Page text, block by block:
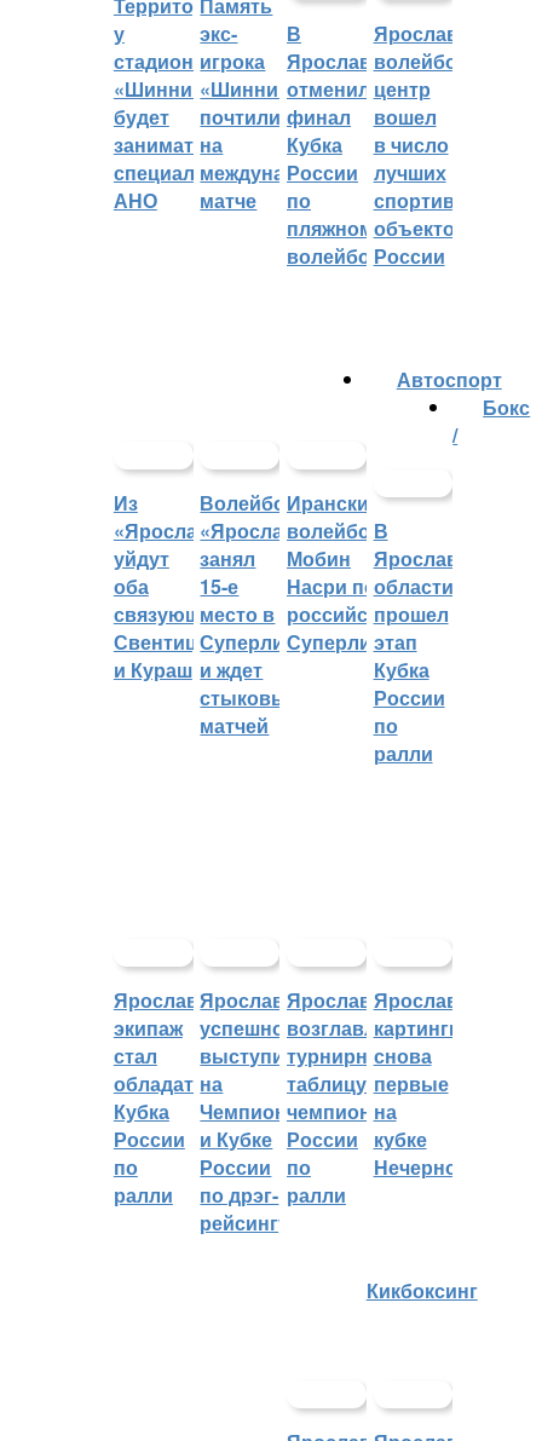
у
стадиона
«Шинник»
будет
заниматься
специальное
АНО
экс-
игрока
«Шинника»
почтили
на
международном
матче
В
Ярославле
отменили
финал
Кубка
России
по
пляжному
волейболу
Ярославский
волейбольный
центр
вошел
в число
лучших
спортивных
объектов
России
Из
«Ярославича»
уйдут
оба
связующих:
Свентицкис
и Кураш
Волейбольный
«Ярославич»
занял
15-е
место в
Суперлиге
и ждет
стыковых
матчей
Иранский
волейболист
Мобин
Насри покинет
российскую
Суперлигу
Автоспорт
В
Ярославской
области
прошел
этап
Кубка
России
по
ралли
Ярославский
экипаж
стал
обладателем
Кубка
России
по
ралли
Ярославцы
успешно
выступили
на
Чемпионате
и Кубке
России
по дрэг-
рейсингу
Ярославцы
возглавляют
турнирную
таблицу
чемпионата
России
по
ралли
Ярославские
картингисты
снова
первые
на
кубке
Нечерноземья
Бокс
/
Кикбоксинг